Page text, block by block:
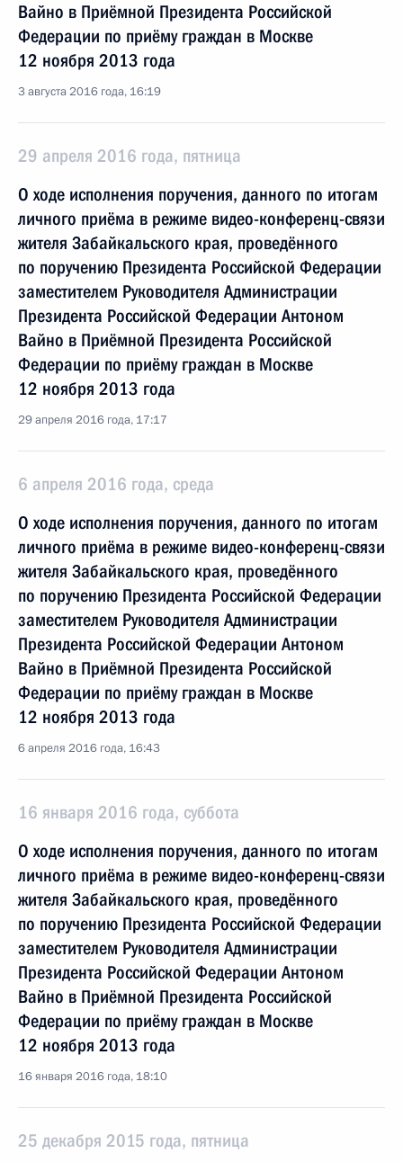
Вайно в Приёмной Президента Российской
Федерации по приёму граждан в Москве
12 ноября 2013 года
3 августа 2016 года, 16:19
29 апреля 2016 года, пятница
О ходе исполнения поручения, данного по итогам
личного приёма в режиме видео-конференц-связи
жителя Забайкальского края, проведённого
по поручению Президента Российской Федерации
заместителем Руководителя Администрации
Президента Российской Федерации Антоном
Вайно в Приёмной Президента Российской
Федерации по приёму граждан в Москве
12 ноября 2013 года
29 апреля 2016 года, 17:17
6 апреля 2016 года, среда
О ходе исполнения поручения, данного по итогам
личного приёма в режиме видео-конференц-связи
жителя Забайкальского края, проведённого
по поручению Президента Российской Федерации
заместителем Руководителя Администрации
Президента Российской Федерации Антоном
Вайно в Приёмной Президента Российской
Федерации по приёму граждан в Москве
12 ноября 2013 года
6 апреля 2016 года, 16:43
16 января 2016 года, суббота
О ходе исполнения поручения, данного по итогам
личного приёма в режиме видео-конференц-связи
жителя Забайкальского края, проведённого
по поручению Президента Российской Федерации
заместителем Руководителя Администрации
Президента Российской Федерации Антоном
Вайно в Приёмной Президента Российской
Федерации по приёму граждан в Москве
12 ноября 2013 года
16 января 2016 года, 18:10
25 декабря 2015 года, пятница